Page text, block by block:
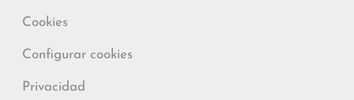
Cookies
Configurar cookies
Privacidad